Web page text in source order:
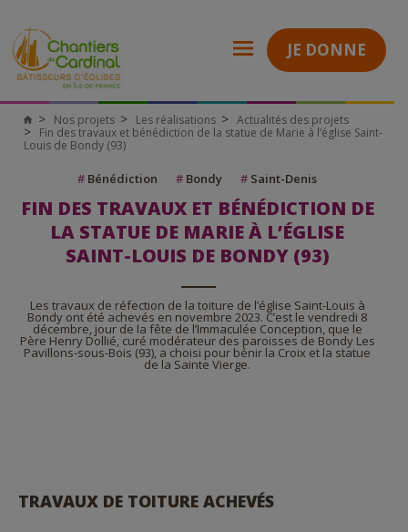
JE DONNE
Nos projets Les réalisations
Actualités des projets
Fin des travaux et bénédiction de la statue de Marie à l’église Saint-
Louis de Bondy (93)
# Bénédiction # Bondy # Saint-Denis
FIN DES TRAVAUX ET BÉNÉDICTION DE
LA STATUE DE MARIE À L’ÉGLISE
SAINT-LOUIS DE BONDY (93)
Les travaux de réfection de la toiture de l’église Saint-Louis à
Bondy ont été achevés en novembre 2023. C’est le vendredi 8
décembre, jour de la fête de l’Immaculée Conception, que le
Père Henry Dollié, curé modérateur des paroisses de Bondy Les
Pavillons-sous-Bois (93), a choisi pour bénir la Croix et la statue
de la Sainte Vierge.
TRAVAUX DE TOITURE ACHEVÉS